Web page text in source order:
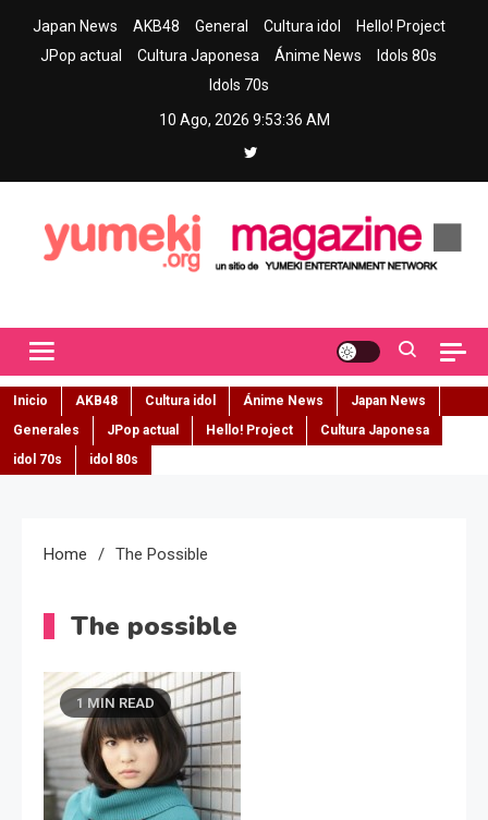
Japan News AKB48 General Cultura idol
Hello! Project
JPop actual
Cultura Japonesa Ánime News
Idols 80s
Idols 70s
10 Ago, 2026 9:53:37 AM
Inicio AKB48 Cultura idol Ánime News
Japan News
Generales
JPop actual Hello! Project
Cultura Japonesa
idol 70s
idol 80s
Home The Possible
The possible
1 MIN READ